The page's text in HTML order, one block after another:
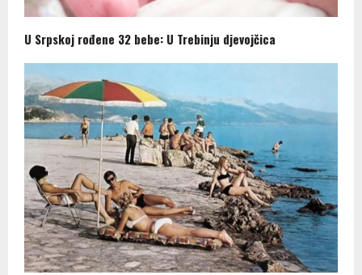
U Srpskoj rođene 32 bebe: U Trebinju djevojčica